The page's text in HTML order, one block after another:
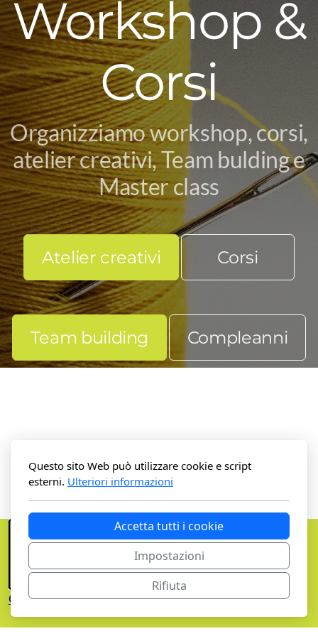
Workshop &
Corsi
Organizziamo workshop, corsi,
atelier creativi, Team bulding e
Master class
Atelier creativi Corsi
Team building Compleanni
COSA FACCIAMO COSA PUOI FARE CHI SIAMO
Questo sito Web può utilizzare cookie e script
esterni. Ulteriori informazioni
Accetta tutti i cookie
Impostazioni
Rifiuta
Formazione
Autogestite
Moduli didattici
Orto Cromatico
Workshop & Corsi
Tessere Storie
Atelier creativi
Birthday with us
Team Bulding
Corsi
Eventi
Sostienici
Partecipa